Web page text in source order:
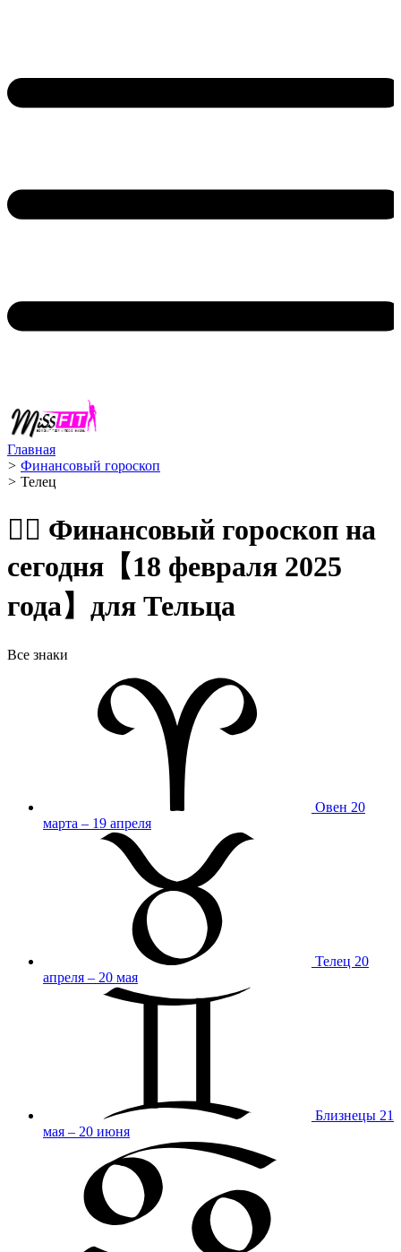
Главная
> Финансовый гороскоп
> Телец ️
🧙‍♀️ Финансовый гороскоп на
сегодня【18 февраля 2025
года】для Тельца
Все знаки
Овен 20
марта – 19 апреля
Телец 20
апреля – 20 мая
Близнецы 21
мая – 20 июня